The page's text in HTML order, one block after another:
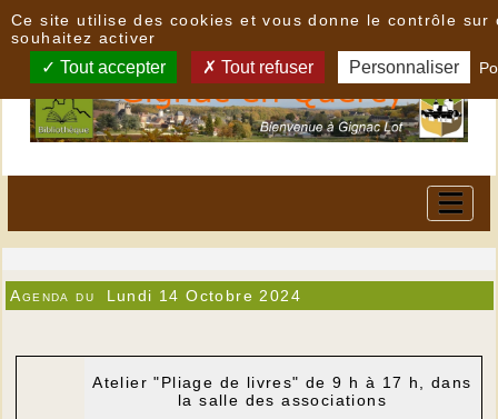
Agenda du Lundi 14 Octobre 2024
Atelier "Pliage de livres" de 9 h à 17 h, dans
la salle des associations
Ce site utilise des cookies et vous donne le contrôle sur
souhaitez activer
Tout accepter Tout refuser Personnaliser